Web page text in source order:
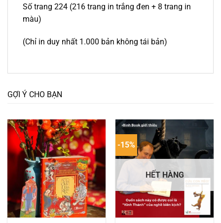
Số trang 224 (216 trang in trắng đen + 8 trang in
màu)
(Chỉ in duy nhất 1.000 bản không tái bản)
GỢI Ý CHO BẠN
-15%
HẾT HÀNG